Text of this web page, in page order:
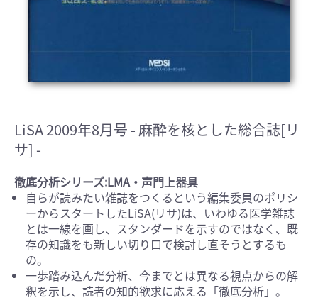
LiSA 2009年8月号 - 麻酔を核とした総合誌[リ
サ] -
徹底分析シリーズ:LMA・声門上器具
自らが読みたい雑誌をつくるという編集委員のポリシ
ーからスタートしたLiSA(リサ)は、いわゆる医学雑誌
とは一線を画し、スタンダードを示すのではなく、既
存の知識をも新しい切り口で検討し直そうとするも
の。
一歩踏み込んだ分析、今までとは異なる視点からの解
釈を示し、読者の知的欲求に応える「徹底分析」。